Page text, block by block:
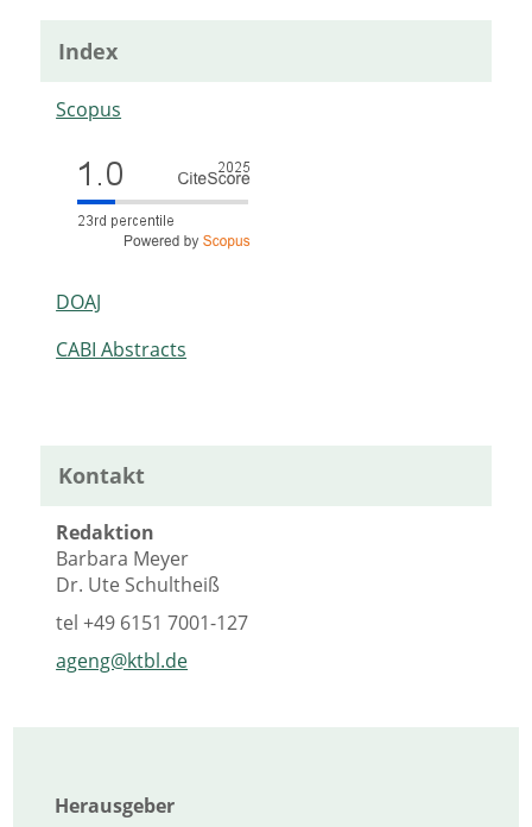
Index
Scopus
DOAJ
CABI Abstracts
Kontakt
Redaktion
Barbara Meyer
Dr. Ute Schultheiß
tel+49 6151 7001-127
ageng@ktbl.de
Herausgeber